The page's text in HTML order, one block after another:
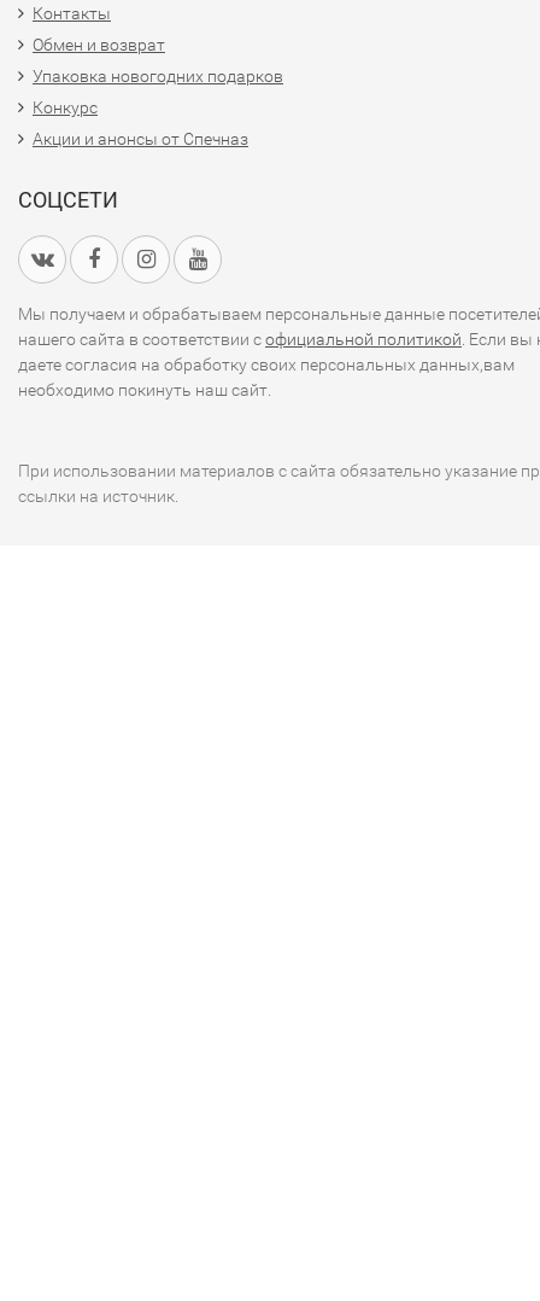
Контакты
Обмен и возврат
Упаковка новогодних подарков
Конкурс
Акции и анонсы от Спечназ
СОЦСЕТИ
Мы получаем и обрабатываем персональные данные
нашего сайта в соответствии софициальной политикой . Если вы
даете согласия на обработку своих персональных данных,вам
необходимо покинуть наш сайт.
При использовании материалов с сайта обязательно указание
ссылки на источник.